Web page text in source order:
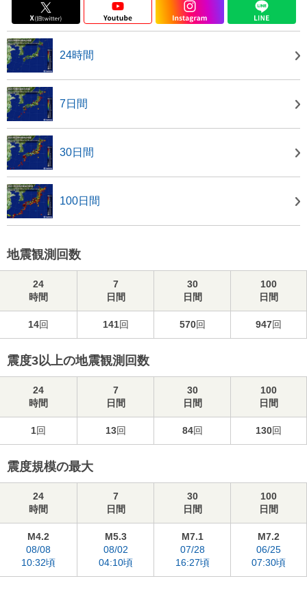
24時間
7日間
30日間
100日間
地震観測回数
24
時間
7
日間
30
日間
100
日間
14回 141回 570回 947回
震度3以上の地震観測回数
24
時間
7
日間
30
日間
100
日間
1回 13回 84回 130回
震度規模の最大
24
時間
7
日間
30
日間
100
日間
M4.2
08/08
10:32頃
M5.3
08/02
04:10頃
M7.1
07/28
16:27頃
M7.2
06/25
07:30頃